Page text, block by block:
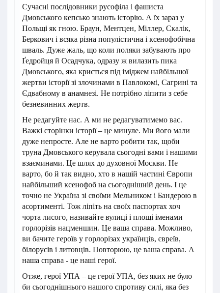
Сучасні послідовники русофіла і фашиста
Дмовського кепсько знають історію. А їх зараз у
Польщі як гною. Браун, Ментцен, Міллер, Скалік,
Беркович і всяка різна популістична і ксенофобічна
шваль. Дуже жаль, що коли поляки забувають про
Ґедройця й Осадчука, одразу ж вилазить пика
Дмовського, яка криється під іміджем найбільшої
жертви історії зі злочинами в Павлокомі, Сагрині та
Єдвабному в анамнезі. Не потрібно ліпити з себе
безневинних жертв.
Не редагуйте нас. А ми не редагуватимемо вас.
Важкі сторінки історії – це минуле. Ми його мали
дуже непросте. Але не варто робити так, щоби
труна Дмовського керувала сьогодні вами і нашими
взаєминами. Це шлях до духовної Москви. Не
варто, бо й так видно, хто в нашій частині Європи
найбільший ксенофоб на сьогоднішній день. І це
точно не Україна зі своїми Мельником і Бандерою в
асортименті. Тож ліпіть на своїх паспортах хоч
чорта лисого, називайте вулиці і площі іменами
горлорізів нацменшин. Це ваша справа. Можливо,
ви бачите героїв у горлорізах українців, євреїв,
білорусів і литовців. Повторюю, це ваша справа. А
наша справа - це наші герої.
Отже, герої УПА – це герої УПА, без яких не було
би сьогоднішнього нашого спротиву силі, яка без